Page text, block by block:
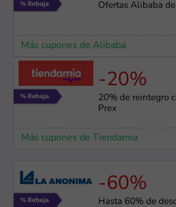
Ofertas Alibaba
Más cupones de Alibaba
-20%
20% de reintegro
Prex
Más cupones de Tiendamia
-60%
Hasta 60% de